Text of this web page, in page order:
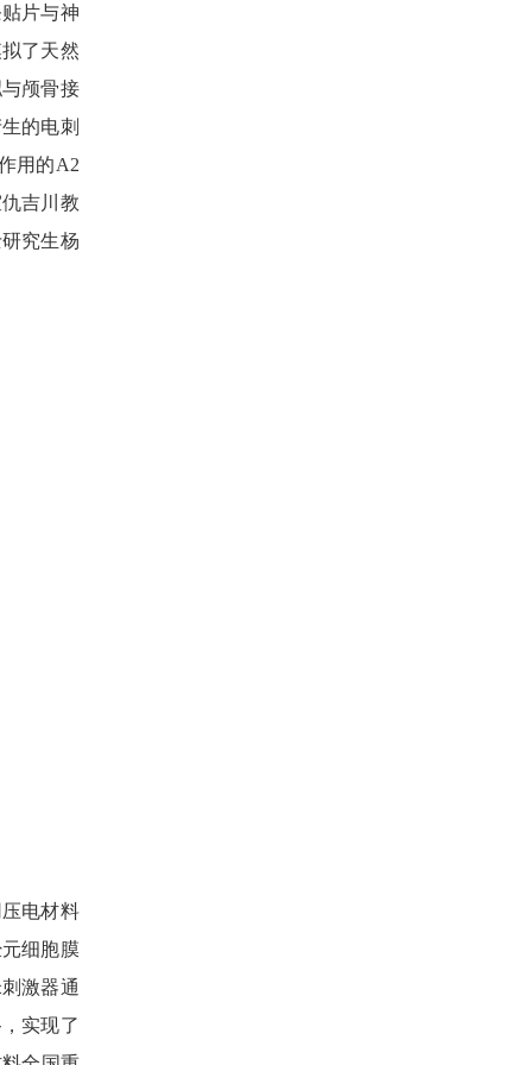
片与神
了天然
颅骨接
的电刺
用的A2
吉川教
究生杨
电材料
细胞膜
激器通
实现了